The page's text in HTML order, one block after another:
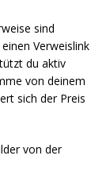
sind
Verweislink
du aktiv
von deinem
sich der Preis
von der